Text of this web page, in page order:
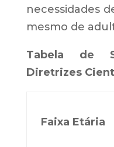
necessidades
mesmo de
Tabela de
Diretrizes
Faixa Etária